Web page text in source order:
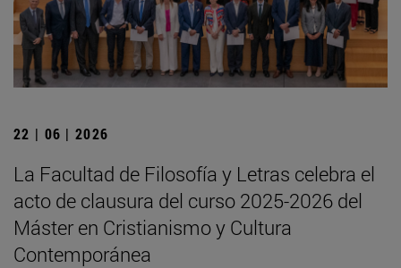
22 | 06 | 2026
La Facultad de Filosofía y Letras celebra el
acto de clausura del curso 2025-2026 del
Máster en Cristianismo y Cultura
Contemporánea